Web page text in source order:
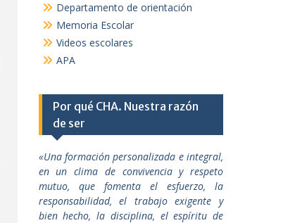
Departamento de orientación
Memoria Escolar
Videos escolares
APA
Por qué CHA. Nuestra razón
de ser
«Una formación personalizada e integral,
en un clima de convivencia y respeto
mutuo, que fomenta el esfuerzo, la
responsabilidad, el trabajo exigente y
bien hecho, la disciplina, el espíritu de